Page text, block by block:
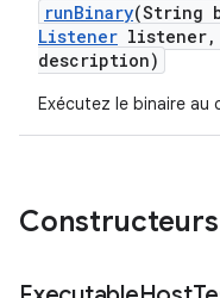
runBinary(String
Listener listener,
description)
Exécutez le binaire au